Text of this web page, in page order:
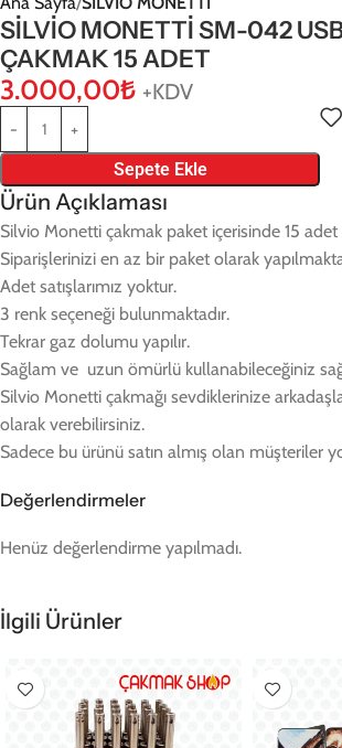
SİLVİO MONETTİ SM-042
ÇAKMAK 15 ADET
3.000,00₺ +KDV
Sepete Ekle
Ürün Açıklaması
Silvio Monetti çakmak paket içerisinde 15 adet
Siparişlerinizi en az bir paket olarak
Adet satışlarımız yoktur.
3 renk seçeneği bulunmaktadır.
Tekrar gaz dolumu yapılır.
Sağlam ve uzun ömürlü kullanabileceğiniz
Silvio Monetti çakmağı sevdiklerinize
olarak verebilirsiniz.
Değerlendirmeler
Henüz değerlendirme yapılmadı.
Sadece bu ürünü satın almış olan müşteriler
İlgili Ürünler